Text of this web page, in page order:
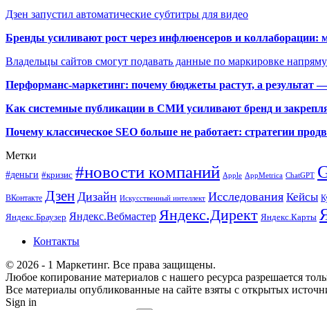
Дзен запустил автоматические субтитры для видео
Бренды усиливают рост через инфлюенсеров и коллаборации:
Владельцы сайтов смогут подавать данные по маркировке
Перформанс-маркетинг: почему бюджеты растут, а результат
Как системные публикации в СМИ усиливают бренд и
Почему классическое SEO больше не работает: стратегии
Метки
#деньги #кризис #новости компаний Apple AppMetrica ChatGPT
ВКонтакте Дзен Дизайн Искусственный интеллект Исследования Кейсы
Яндекс.Браузер Яндекс.Вебмастер Яндекс.Директ Яндекс.Карты
Контакты
© 2026 - 1 Маркетинг. Все права защищены.
Любое копирование материалов с нашего ресурса разрешается
Все материалы опубликованные на сайте взяты с открытых
Sign in